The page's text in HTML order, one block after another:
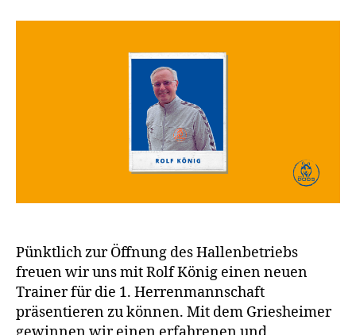
Pünktlich zur Öffnung des Hallenbetriebs
freuen wir uns mit Rolf König einen neuen
Trainer für die 1. Herrenmannschaft
präsentieren zu können. Mit dem Griesheimer